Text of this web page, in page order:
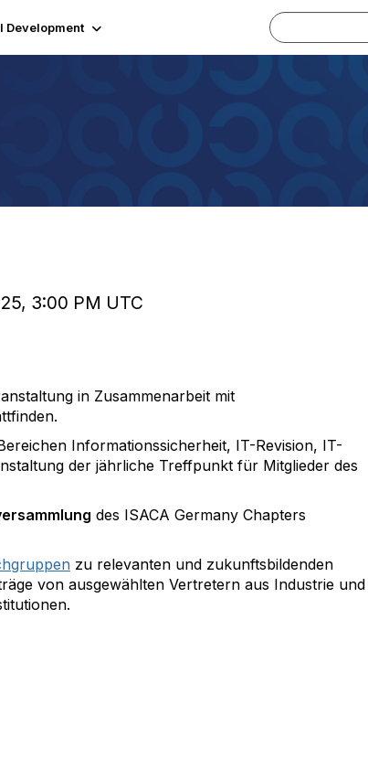
Development
3:00 PM UTC
in Zusammenarbeit mit
Informationssicherheit, IT-Revision, IT-
der jährliche Treffpunkt für Mitglieder des
des ISACA Germany Chapters
zu relevanten und zukunftsbildenden
von ausgewählten Vertretern aus Industrie und